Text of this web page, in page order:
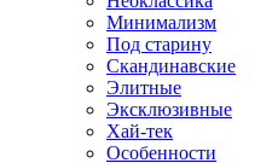
Минимализм
Под старину
Скандинавские
Элитные
Эксклюзивные
Хай-тек
Особенности